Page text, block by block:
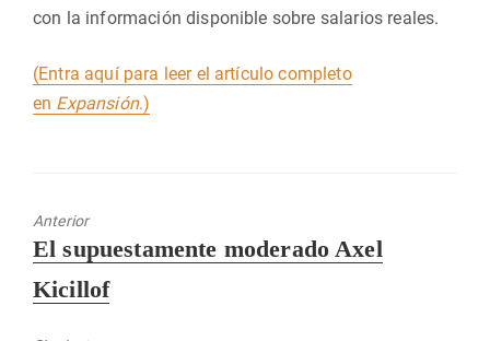
con la información disponible sobre salarios reales.
(Entra aquí para leer el artículo completo
en Expansión.)
Anterior
Entrada
El supuestamente moderado Axel
Kicillof